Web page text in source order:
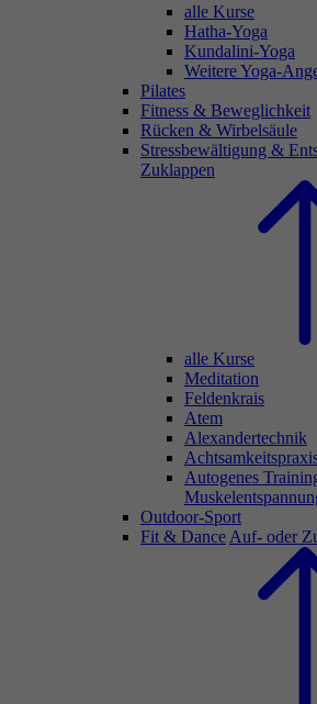
alle Kurse
Hatha-Yoga
Kundalini-Yoga
Weitere Yoga-
Pilates
Fitness & Beweglichkeit
Rücken & Wirbelsäule
Stressbewältigung &
Zuklappen
alle Kurse
Meditation
Feldenkrais
Atem
Alexandertechnik
Autogenes
Outdoor-Sport
Fit & Dance Auf- oder